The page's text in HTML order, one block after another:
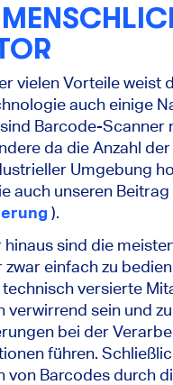
vielen Vorteile weist
auch einige
Barcode-Scanner
da die Anzahl
Umgebung
auch unseren Beitrag
).
hinaus sind die
zwar einfach zu
versierte
verwirrend sein und
bei der
führen.
von Barcodes durch